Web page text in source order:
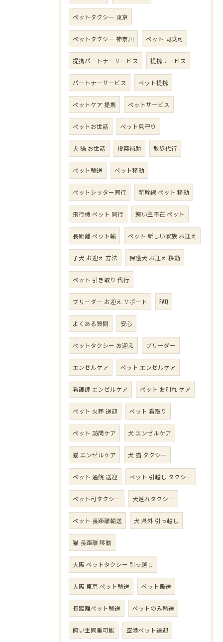
ペットタクシー 東京
ペットタクシー 神奈川 ペット 同乗可
提携パートナーサービス 提携サービス
パートナーサービス ペット提携
ペットケア 提携 ペットサービス
ペットお世話 ペット見守り
犬 猫 お世話 投薬補助 散歩代行
ペット輸送 ペット移動
ペットシッター同行 新幹線 ペット 移動
飛行機 ペット 同行 飼い主不在 ペット
長距離 ペット輸 ペット 新しい家族 お迎え
子犬 お迎え 方法 保護犬 お迎え 移動
ペット 引き取り 代行
ブリーダー お迎え サポート FAQ
よくある質問 安心
ペットタクシー お迎え ブリーダー
エンゼルケア ペット エンゼルケア
看護師 エンゼルケア ペット お別れ ケア
ペット 火葬 送迎 ペット 看取り
ペット 訪問ケア 犬 エンゼルケア
猫 エンゼルケア 犬 猫 タクシー
ペット 通院 送迎 ペット 引越し タクシー
ペット可タクシー 犬連れタクシー
ペット 長距離輸送 犬 県外 引っ越し
猫 長距離 移動
大阪 ペットタクシー 引っ越し
大阪 東京 ペット輸送 ペット搬送
長距離ペット輸送 ペットのみ輸送
飼い主同乗可能 空港ペット送迎